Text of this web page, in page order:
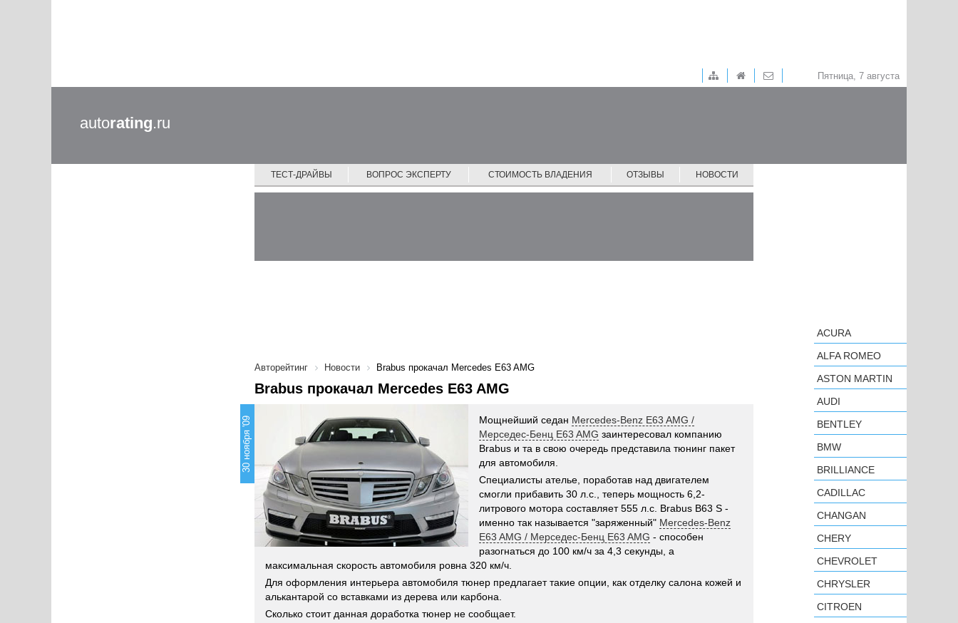
Пятница, 7 августа
autorating.ru
ТЕСТ-ДРАЙВЫ ВОПРОС ЭКСПЕРТУ СТОИМОСТЬ ВЛАДЕНИЯ ОТЗЫВЫ НОВОСТИ
Авторейтинг Новости Brabus прокачал Mercedes E63 AMG
Brabus прокачал Mercedes E63 AMG
30 ноября '09 Мощнейший седан Mercedes-Benz E63 AMG /
Мерседес-Бенц E63 AMG заинтересовал компанию
Brabus и та в свою очередь представила тюнинг пакет
для автомобиля.
Специалисты ателье, поработав над двигателем
смогли прибавить 30 л.с., теперь мощность 6,2-
литрового мотора составляет 555 л.с. Brabus B63 S -
именно так называется "заряженный" Mercedes-Benz
E63 AMG / Мерседес-Бенц E63 AMG - способен
разогнаться до 100 км/ч за 4,3 секунды, а
максимальная скорость автомобиля ровна 320 км/ч.
Для оформления интерьера автомобиля тюнер предлагает такие опции, как отделку салона кожей и
алькантарой со вставками из дерева или карбона.
Сколько стоит данная доработка тюнер не сообщает.
ACURA
ALFA ROMEO
ASTON MARTIN
AUDI
BENTLEY
BMW
BRILLIANCE
CADILLAC
CHANGAN
CHERY
CHEVROLET
CHRYSLER
CITROEN